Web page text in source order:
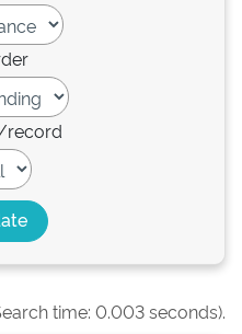
record
time: 0.003 seconds).